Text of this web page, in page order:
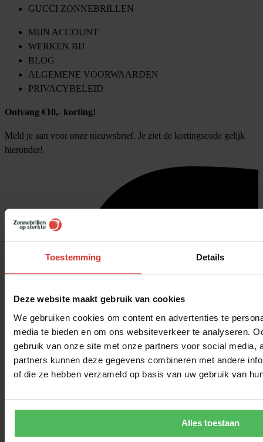
Toestemming Details
Deze website maakt gebruik van cookies
We gebruiken cookies om content en advertenties te
media te bieden en om ons websiteverkeer te analyseren.
gebruik van onze site met onze partners voor social media,
partners kunnen deze gegevens combineren met andere
of die ze hebben verzameld op basis van uw gebruik van
Alles toestaan
GUCCI ZONNEBRILLEN
MIJN ACCOUNT
WERKEN BIJ
BLOG
ALGEMENE VOORWAARDEN
PRIVACYBELEID
Ontvang €10,- korting!
Meld je aan voor onze nieuwsbrief. Je ziet de kortingscode gelijk
hieronder!